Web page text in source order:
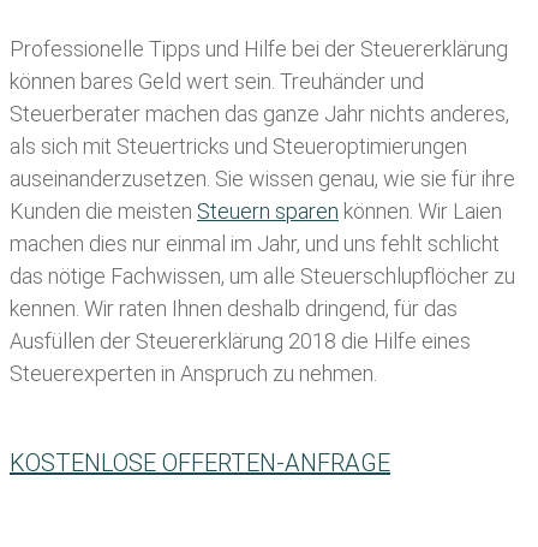
Professionelle Tipps und Hilfe bei der Steuererklärung
können bares Geld wert sein. Treuhänder und
Steuerberater machen das ganze Jahr nichts anderes,
als sich mit Steuertricks und Steueroptimierungen
auseinanderzusetzen. Sie wissen genau, wie sie für ihre
Kunden die meisten Steuern sparen können. Wir Laien
machen dies nur einmal im Jahr, und uns fehlt schlicht
das nötige Fachwissen, um alle Steuerschlupflöcher zu
kennen. Wir raten Ihnen deshalb dringend, für das
Ausfüllen der Steuererklärung 2018 die Hilfe eines
Steuerexperten in Anspruch zu nehmen.
KOSTENLOSE OFFERTEN-ANFRAGE